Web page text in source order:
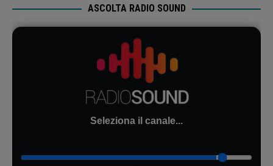
ASCOLTA RADIO SOUND
Seleziona il canale...